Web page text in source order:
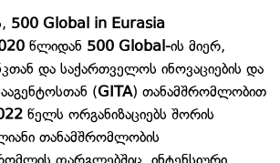
500 Global in Eurasia
წლიდან 500 Global-ის მიერ,
და საქართველოს ინოვაციების და
(GITA) თანამშრომლობით
წელს ორგანიზაციებს შორის
თანამშრომლობის